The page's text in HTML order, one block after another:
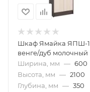
Шкаф Ямайка ЯПШ-1
венге/дуб молочный
Ширина, мм — 600
Высота, мм — 2100
Глубина, мм — 350